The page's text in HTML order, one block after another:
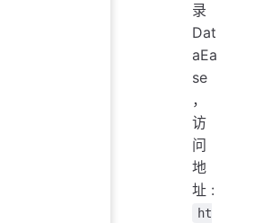
录
Dat
aEa
se
，
访
问
地
址 :
ht